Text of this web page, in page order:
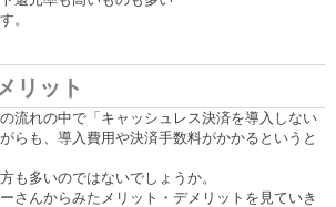
。
リット
流れの中で「キャッシュレス決済を導入しない
らも、導入費用や決済手数料がかかるというと
も多いのではないでしょうか。
さんからみたメリット・デメリットを見ていき